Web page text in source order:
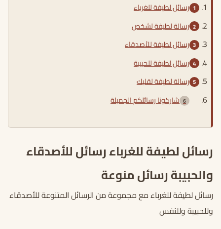
رسائل لطيفة للغرباء
رسالة لطيفة لشخص
رسائل لطيفة للأصدقاء
رسائل لطيفة للحبيبة
رسالة لطيفة لقلبك
شاركونا رسائلكم الجميلة
رسائل لطيفة للغرباء رسائل للأصدقاء
والحبيبة رسائل منوعة
رسائل لطيفة للغرباء مع مجموعة من الرسائل المتنوعة للأصدقاء
وللحبيبة وللنفس